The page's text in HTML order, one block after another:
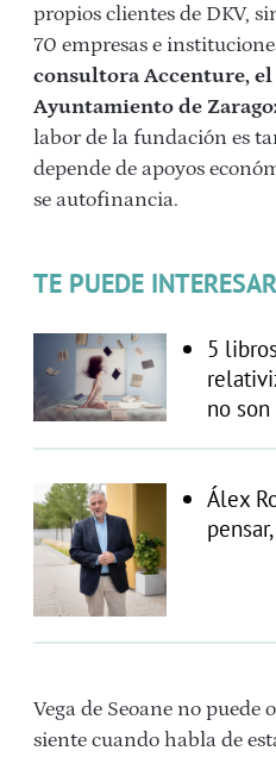
propios clientes de DKV,
70 empresas e
consultora Accenture, el
Ayuntamiento de
labor de la fundación es
depende de apoyos
se autofinancia.
TE PUEDE INTERESAR
5
no
Álex
Vega de Seoane no
siente cuando habla de